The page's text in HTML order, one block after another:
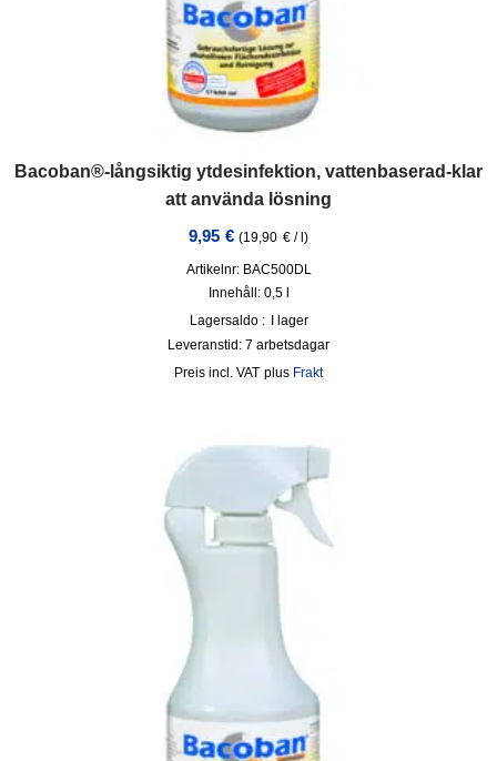
Bacoban®-långsiktig ytdesinfektion, vattenbaserad-klar
att använda lösning
9,95 € (19,90 € / )
Artikelnr: BAC500DL
Innehåll: 0,5 l
Lagersaldo : I lager
Leveranstid: 7 arbetsdagar
incl. VAT plus Frakt